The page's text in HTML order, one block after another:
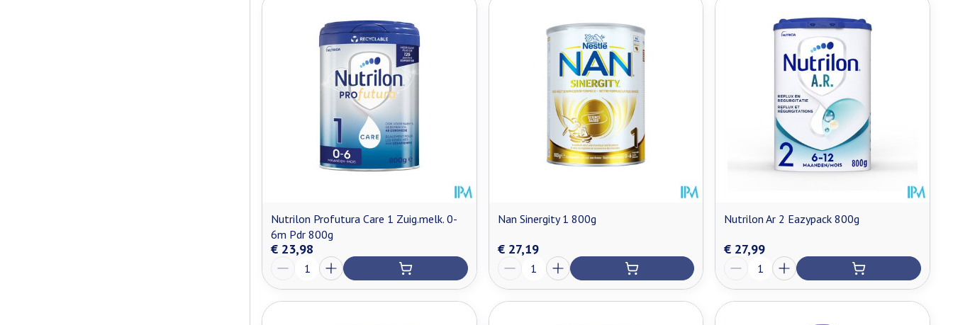
Nutrilon Profutura Care 1 Zuig.melk. 0-
6m Pdr 800g
€ 23,98
Nan Sinergity 1 800g
€ 27,19
Aantal
Nutrilon Ar 2 Eazypack 800g
€ 27,99
Aantal